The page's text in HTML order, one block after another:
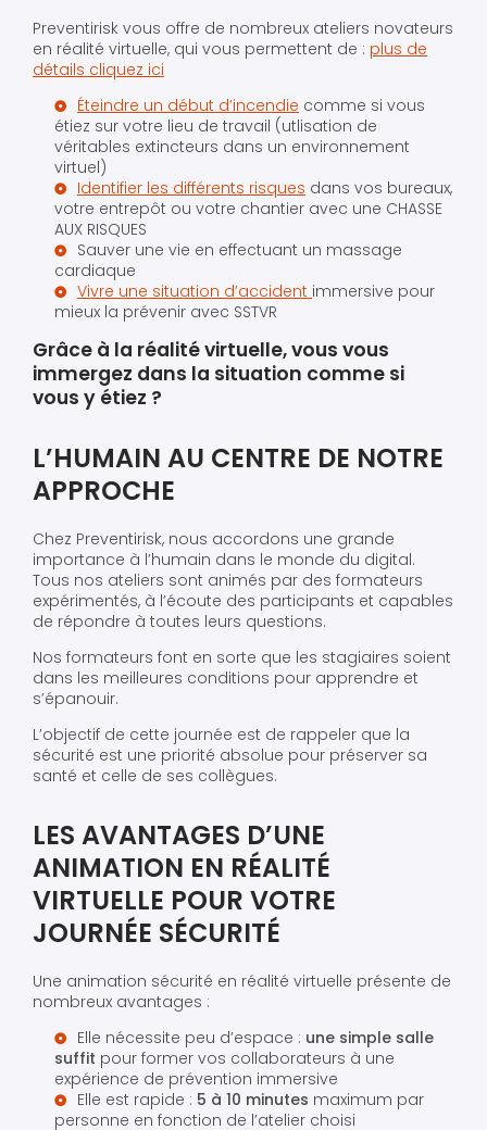
Preventirisk vous offre de nombreux ateliers novateurs
en réalité virtuelle, qui vous permettent de : plus de
détails cliquez ici
Éteindre un début d’incendie comme si vous
étiez sur votre lieu de travail (utlisation de
véritables extincteurs dans un environnement
virtuel)
Identifier les différents risques dans vos bureaux,
votre entrepôt ou votre chantier avec une CHASSE
AUX RISQUES
Sauver une vie en effectuant un massage
cardiaque
Vivre une situation d’accident immersive pour
mieux la prévenir avec SSTVR
Grâce à la réalité virtuelle, vous vous
immergez dans la situation comme si
vous y étiez ?
L’HUMAIN AU CENTRE DE NOTRE
APPROCHE
Chez Preventirisk, nous accordons une grande
importance à l’humain dans le monde du digital.
Tous nos ateliers sont animés par des formateurs
expérimentés, à l’écoute des participants et capables
de répondre à toutes leurs questions.
Nos formateurs font en sorte que les stagiaires soient
dans les meilleures conditions pour apprendre et
s’épanouir.
L’objectif de cette journée est de rappeler que la
sécurité est une priorité absolue pour préserver sa
santé et celle de ses collègues.
LES AVANTAGES D’UNE
ANIMATION EN RÉALITÉ
VIRTUELLE POUR VOTRE
JOURNÉE SÉCURITÉ
Une animation sécurité en réalité virtuelle présente de
nombreux avantages :
Elle nécessite peu d’espace : une simple salle
suffit pour former vos collaborateurs à une
expérience de prévention immersive
Elle est rapide : 5 à 10 minutes maximum par
personne en fonction de l’atelier choisi